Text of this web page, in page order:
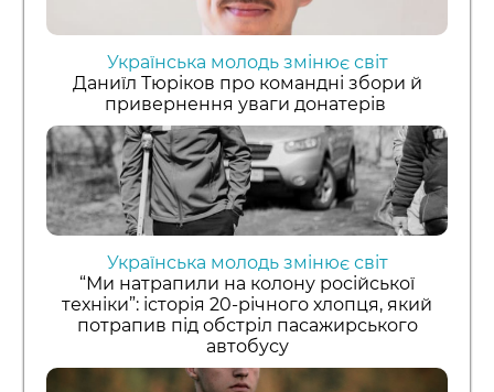
Українська молодь змінює світ
Даниїл Тюріков про командні збори й
привернення уваги донатерів
Українська молодь змінює світ
“Ми натрапили на колону російської
техніки”: історія 20-річного хлопця, який
потрапив під обстріл пасажирського
автобусу